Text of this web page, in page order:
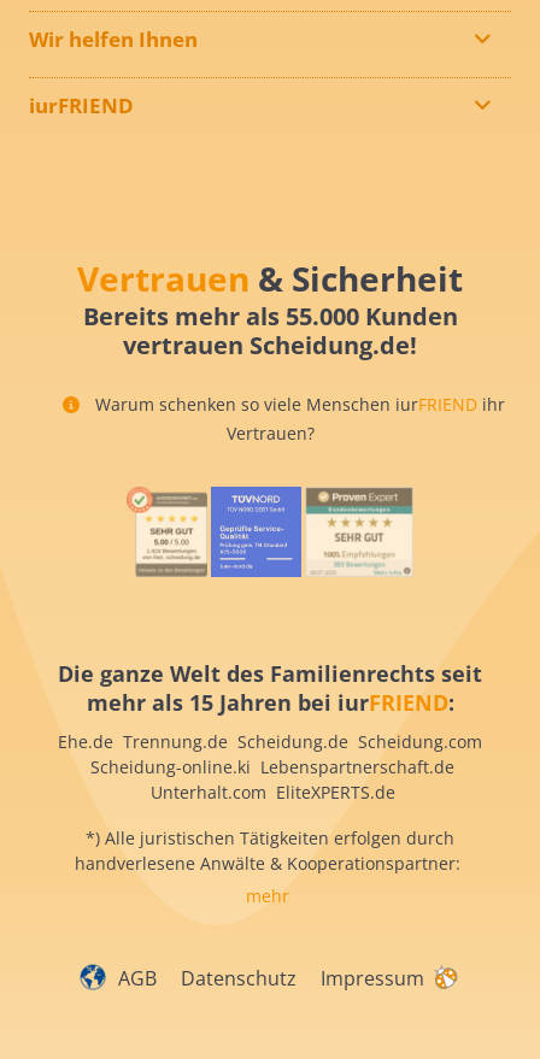
Wir helfen Ihnen
iurFRIEND
Vertrauen & Sicherheit
Bereits mehr als 55.000 Kunden
vertrauen Scheidung.de!
Warum schenken so viele Menschen iurFRIEND ihr
Vertrauen?
Die ganze Welt des Familienrechts seit
mehr als 15 Jahren bei iurFRIEND:
Ehe.de Trennung.de Scheidung.de Scheidung.com
Scheidung-online.ki Lebenspartnerschaft.de
Unterhalt.com EliteXPERTS.de
*) Alle juristischen Tätigkeiten erfolgen durch
handverlesene Anwälte & Kooperationspartner:
mehr
AGB Datenschutz Impressum